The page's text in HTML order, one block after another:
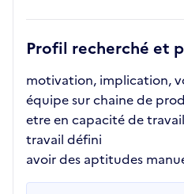
Profil recherché et
motivation, implication,
équipe sur chaine de
etre en capacité de
travail défini
avoir des aptitudes